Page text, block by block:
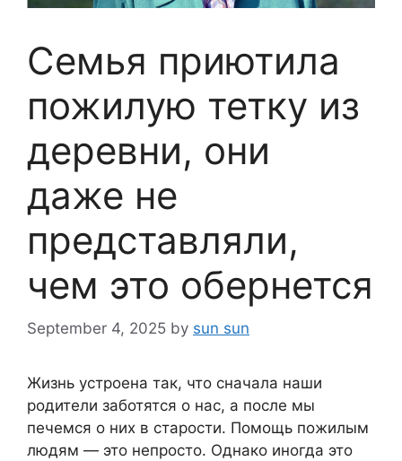
Семья приютила
пожилую тетку из
деревни, они
даже не
представляли,
чем это обернется
September 4, 2025 by sun sun
Жизнь устроена так, что сначала наши
родители заботятся о нас, а после мы
печемся о них в старости. Помощь пожилым
людям — это непросто. Однако иногда это